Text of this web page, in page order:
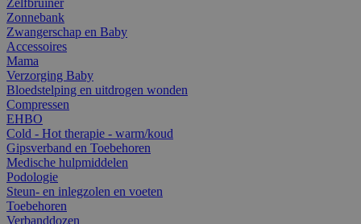
Zonnebank
Zwangerschap en Baby
Accessoires
Mama
Verzorging Baby
Bloedstelping en uitdrogen wonden
Compressen
EHBO
Cold - Hot therapie - warm/koud
Gipsverband en Toebehoren
Medische hulpmiddelen
Podologie
Steun- en inlegzolen en voeten
Toebehoren
Verbanddozen